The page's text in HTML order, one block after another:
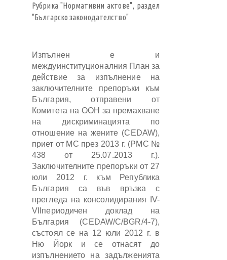
Рубрика "Нормативни актове", раздел
"Българско законодателство"
Изпълнен е и
междуинституционалния План за
действие за изпълнение на
заключителните препоръки към
България, отправени от
Комитета на ООН за премахване
на дискриминацията по
отношение на жените (CEDAW),
приет от МС през 2013 г. (РМС №
438 от 25.07.2013 г.).
Заключителните препоръки от 27
юли 2012 г. към Република
България са във връзка с
прегледа на консолидирания IV-
VIIпериодичен доклад на
България (CEDAW/C/BGR/4-7),
състоял се на 12 юли 2012 г. в
Ню Йорк и се отнасят до
изпълнението на задълженията